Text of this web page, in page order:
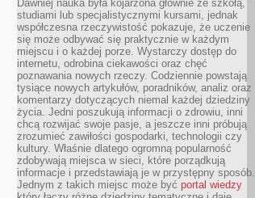
Dawniej nauka była kojarzona głównie ze szkołą,
studiami lub specjalistycznymi kursami, jednak
współczesna rzeczywistość pokazuje, że uczenie
się może odbywać się praktycznie w każdym
miejscu i o każdej porze. Wystarczy dostęp do
internetu, odrobina ciekawości oraz chęć
poznawania nowych rzeczy. Codziennie powstają
tysiące nowych artykułów, poradników, analiz oraz
komentarzy dotyczących niemal każdej dziedziny
życia. Jedni poszukują informacji o zdrowiu, inni
chcą rozwijać swoje pasje, a jeszcze inni próbują
zrozumieć zawiłości gospodarki, technologii czy
kultury. Właśnie dlatego ogromną popularność
zdobywają miejsca w sieci, które porządkują
informacje i przedstawiają je w przystępny sposób.
Jednym z takich miejsc może być portal wiedzy